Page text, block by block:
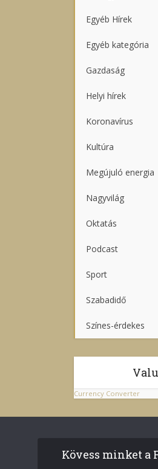
Egyéb Hírek
Egyéb kategória
Gazdaság
Helyi hírek
Koronavírus
Kultúra
Megújuló energia
Nagyvilág
Oktatás
Podcast
Sport
Szabadidő
Színes-érdekes
Currency Converter
Kövess minket a